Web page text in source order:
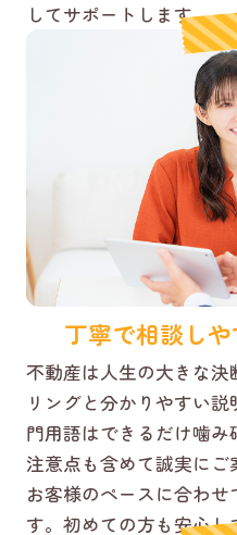
してサポートします。
丁寧で相談し
不動産は人生の大きな
リングと分かりやすい
門用語はできるだけ噛み
注意点も含めて誠実にご
お客様のペースに合わ
す。初めての方も安心し